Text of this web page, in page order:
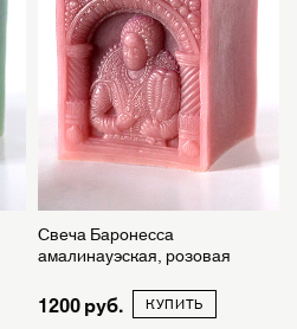
Свеча Баронесса
амалинауэская, розовая
1200 КУПИТЬ